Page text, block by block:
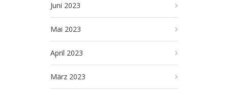
Juni 2023
Mai 2023
April 2023
März 2023